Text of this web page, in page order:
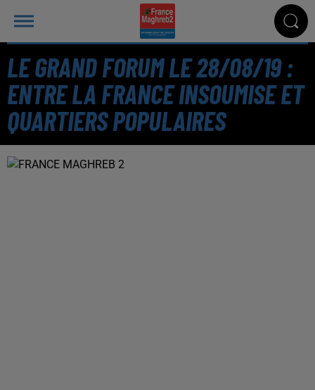
LE GRAND FORUM LE 28/08/19 :
ENTRE LA FRANCE INSOUMISE ET
QUARTIERS POPULAIRES